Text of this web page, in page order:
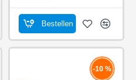
Bestellen
-10 %